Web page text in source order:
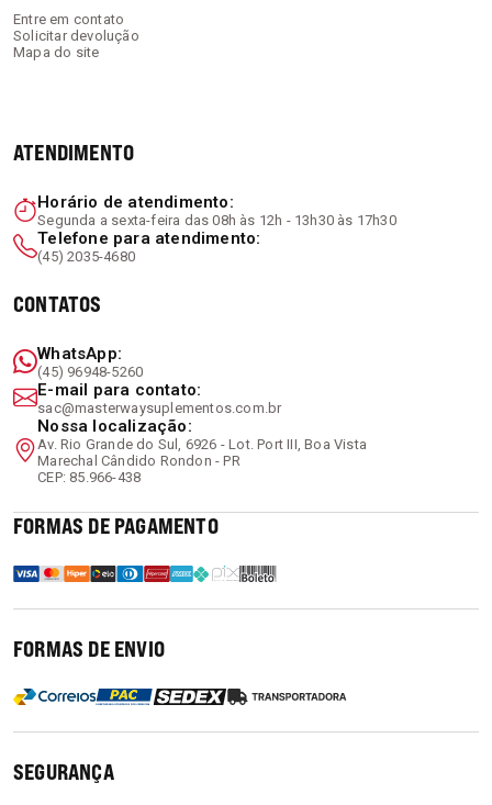
nossa fábrica em Marechal Cândido Rondon -
Qual o melhor horário para tomar minhas
vitaminas?
Posso combinar mais de uma vitamina no
mesmo dia?
Em quanto tempo percebo os benefícios?
09204442.
* Aviso: Suplementos alimentares não substituem
Entre em contato
Solicitar devolução
Mapa do site
ATENDIMENTO
Horário de atendimento:
Segunda a sexta-feira das 08h às 12h - 13h30 às 17h30
Telefone para atendimento:
(45) 2035-4680
CONTATOS
WhatsApp:
(45) 96948-5260
E-mail para contato:
sac@masterwaysuplementos.com.br
Nossa localização:
Av. Rio Grande do Sul, 6926 - Lot. Port III, Boa Vista
Marechal Cândido Rondon - PR
CEP: 85.966-438
FORMAS DE PAGAMENTO
FORMAS DE ENVIO
SEGURANÇA